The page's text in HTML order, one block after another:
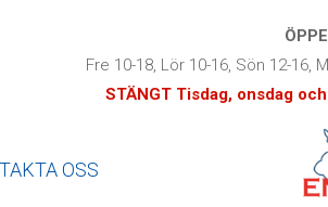
Fre 10-18, Lör 10-16, Sön 12-16,
STÄNGT Tisdag, onsdag
OSS